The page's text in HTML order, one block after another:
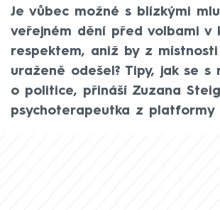
Je vůbec možné s blízkými
veřejném dění před volbami v
respektem, aniž by z
uraženě odešel? Tipy, jak se s
o politice, přináší Zuzana
psychoterapeutka z platformy